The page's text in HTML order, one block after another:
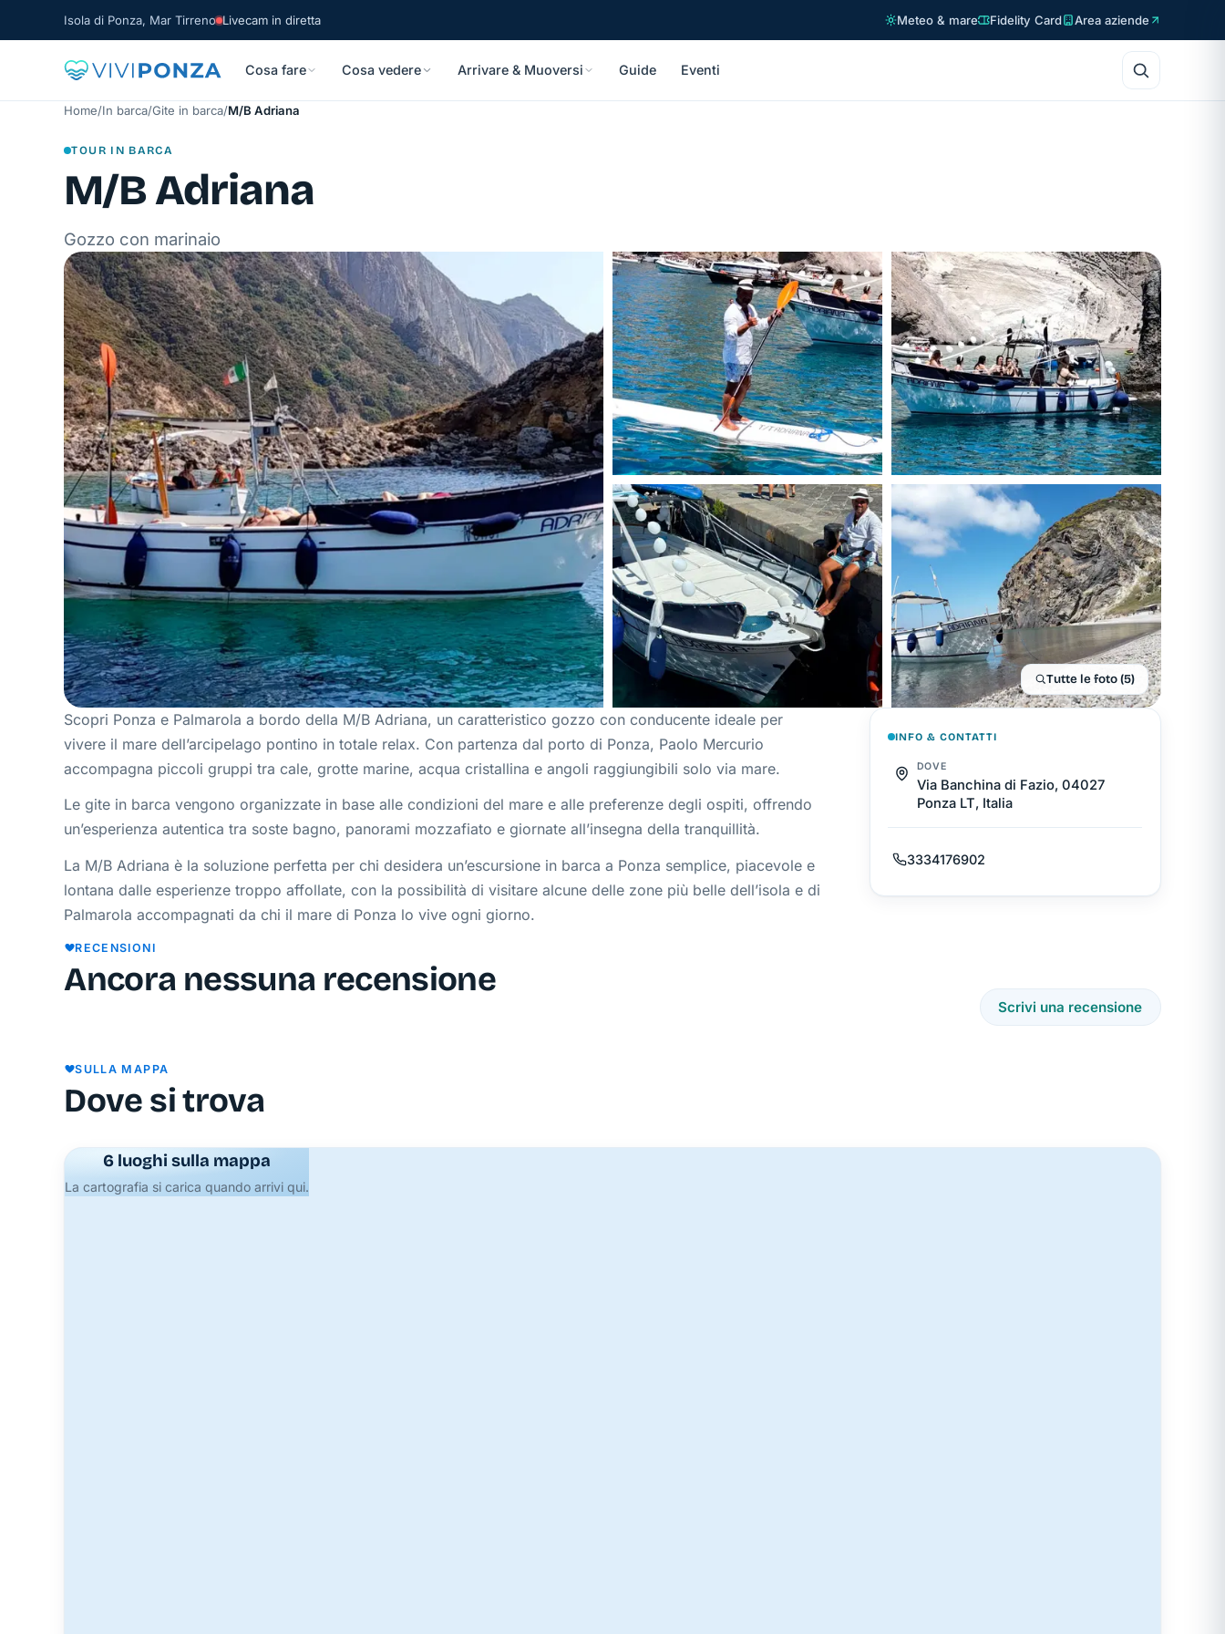
Isola di Ponza, Mar Tirreno Livecam in diretta Meteo & mare Fidelity Card Area aziende
Cosa fare Cosa vedere Arrivare & Muoversi Guide Eventi
Home/In barca/Gite in barca/M/B Adriana
TOUR IN BARCA
M/B Adriana
Gozzo con marinaio
Tutte le foto (5)
Scopri Ponza e Palmarola a bordo della M/B Adriana, un caratteristico gozzo con conducente ideale per
vivere il mare dell’arcipelago pontino in totale relax. Con partenza dal porto di Ponza, Paolo Mercurio
accompagna piccoli gruppi tra cale, grotte marine, acqua cristallina e angoli raggiungibili solo via mare.
Le gite in barca vengono organizzate in base alle condizioni del mare e alle preferenze degli ospiti, offrendo
un’esperienza autentica tra soste bagno, panorami mozzafiato e giornate all’insegna della tranquillità.
La M/B Adriana è la soluzione perfetta per chi desidera un’escursione in barca a Ponza semplice, piacevole e
lontana dalle esperienze troppo affollate, con la possibilità di visitare alcune delle zone più belle dell’isola e di
Palmarola accompagnati da chi il mare di Ponza lo vive ogni giorno.
INFO & CONTATTI
DOVE
Via Banchina di Fazio, 04027
Ponza LT, Italia
3334176902
RECENSIONI
Ancora nessuna recensione
Scrivi una recensione
SULLA MAPPA
Dove si trova
6 luoghi sulla mappa
La cartografia si carica quando arrivi qui.